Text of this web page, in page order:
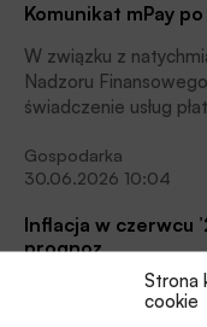
Strona
cookie
Komunikat mPay
W związku z
Nadzoru
świadczenie usług
harmonogram
poinformowała
Gospodarka
30.06.2026 10:04
Inflacja w czerwcu
prognoz
Inflacja
czerwcu 2026 r.,